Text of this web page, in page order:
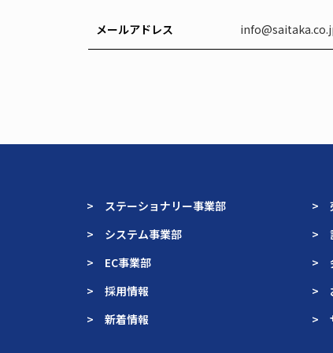
メールアドレス
> ステーショナリー事業部
> システム事業部
> EC事業部
> 採用情報
> 新着情報
>
>
>
>
>